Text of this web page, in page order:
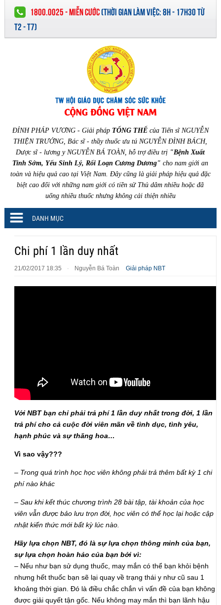
1800.0025 - MIỄN CƯỚC(THỜI GIAN LÀM VIỆC:8H - 17H30 TỪ
T2 - T7)
ĐỈNH PHÁP VƯƠNG - Giải pháp TỔNG THỂcủa Tiến sĩ NGUYỄN
THIỆN TRƯỞNG, Bác sĩ - thầy thuốc ưu tú NGUYỄN ĐÌNH BÁCH,
Dược sĩ - lương y NGUYỄN BÁ TOÀN, hỗ trợ điều trị "Bệnh Xuất
Tinh Sớm, Yếu Sinh Lý, Rối Loạn Cương Dương" cho nam giới an
toàn và hiệu quả cao tại Việt Nam. Đây cũng là giải pháp hiệu quả đặc
biệt cao đối với những nam giới có tiền sử Thủ dâm nhiều hoặc đã
uống nhiều thuốc nhưng không cải thiện nhiều
DANH MỤC
Chi phí 1 lần duy nhất
21/02/2017 18:35 · Nguyễn Bá Toàn Giải pháp NBT
Với NBT bạn chỉ phải trả phí 1 lần duy nhất trong đời, 1 lần
trả phí cho cả cuộc đời viên mãn về tình dục, tình yêu,
hạnh phúc và sự thăng hoa…
Vì sao vậy???
– Trong quá trình học học viên không phải trả thêm bất kỳ 1 chi
phí nào khác
– Sau khi kết thúc chương trình 28 bài tập, tài khoản của học
viên vẫn được bảo lưu trọn đời, học viên có thể học lại hoặc cập
nhật kiến thức mới bất kỳ lúc nào.
Hãy lựa chọn NBT, đó là sự lựa chọn thông minh của bạn,
sự lựa chọn hoàn hảo của bạn bởi vì:
– Nếu như bạn sử dụng thuốc, may mắn có thể bạn khỏi bệnh
nhưng hết thuốc bạn sẽ lại quay về trạng thái y như cũ sau 1
khoảng thời gian. Đó là điều chắc chắn vì vấn đề của bạn không
được giải quyết tận gốc. Nếu không may mắn thì bạn lãnh hậu